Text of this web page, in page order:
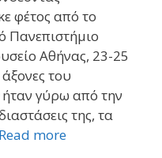
φέτος από το
Πανεπιστήμιο
Αθήνας, 23-25
του
γύρω από την
της, τα
Read more